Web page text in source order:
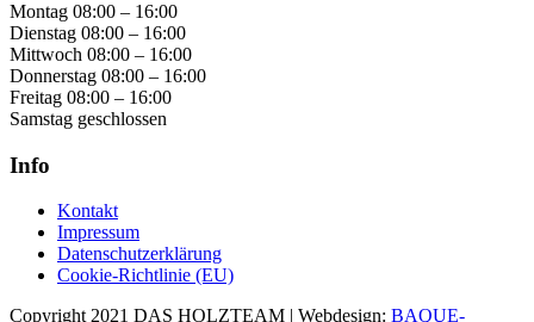
Montag 08:00 – 16:00
Dienstag 08:00 – 16:00
Mittwoch 08:00 – 16:00
Donnerstag 08:00 – 16:00
Freitag 08:00 – 16:00
Samstag geschlossen
Info
Kontakt
Impressum
Datenschutzerklärung
Cookie-Richtlinie (EU)
Copyright 2021 DAS HOLZTEAM | Webdesign: BAQUE-